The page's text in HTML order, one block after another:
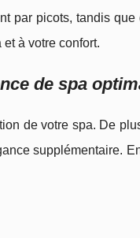
par picots, tandis que
à votre confort.
de spa
de votre spa. De
supplémentaire.